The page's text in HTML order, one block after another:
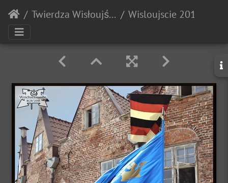
Twierdza Wisłoujście